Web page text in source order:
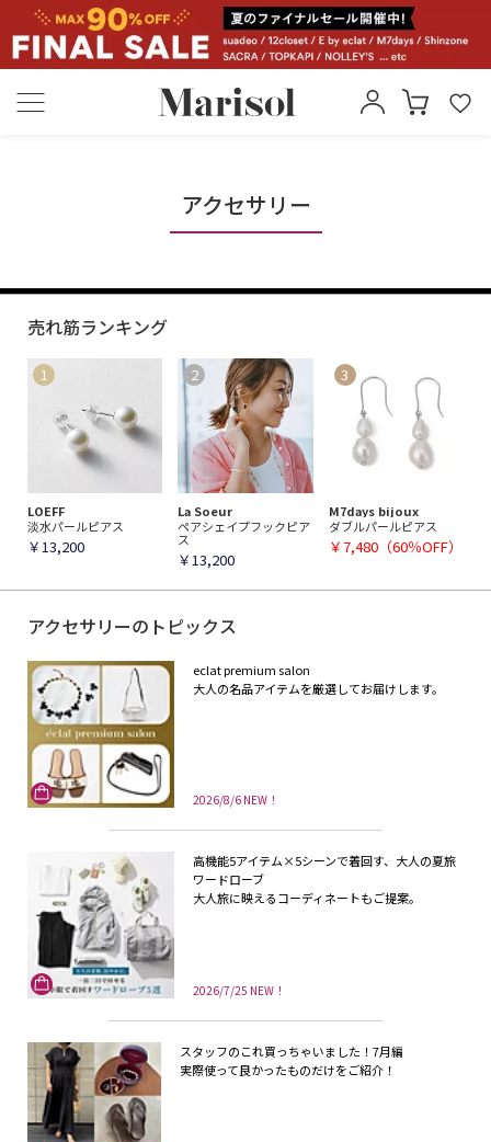
アクセサリー
売れ筋ランキング
LOEFF
淡水パールピアス
￥13,200
La Soeur
ペアシェイプフックピア
ス
￥13,200
M7days bijoux
ダブルパールピアス
￥7,480（60％OFF）
アクセサリーのトピックス
2026/8/6 NEW！
eclat premium salon
大人の名品アイテムを厳選してお届けします。
2026/7/25 NEW！
高機能5アイテム×5シーンで着回す、大人の夏旅
ワードローブ
大人旅に映えるコーディネートもご提案。
スタッフのこれ買っちゃいました！7月編
実際使って良かったものだけをご紹介！